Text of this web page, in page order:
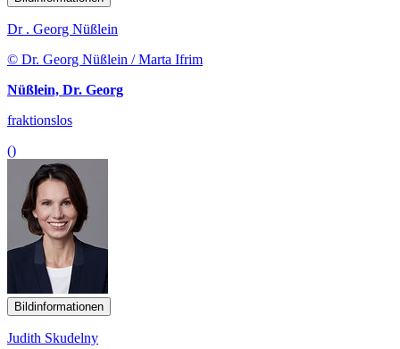
Dr . Georg Nüßlein
© Dr. Georg Nüßlein / Marta Ifrim
Nüßlein, Dr. Georg
fraktionslos
()
Bildinformationen
Judith Skudelny